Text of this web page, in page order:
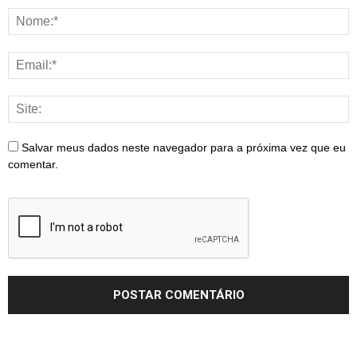
Salvar meus dados neste navegador para a próxima vez que eu
comentar.